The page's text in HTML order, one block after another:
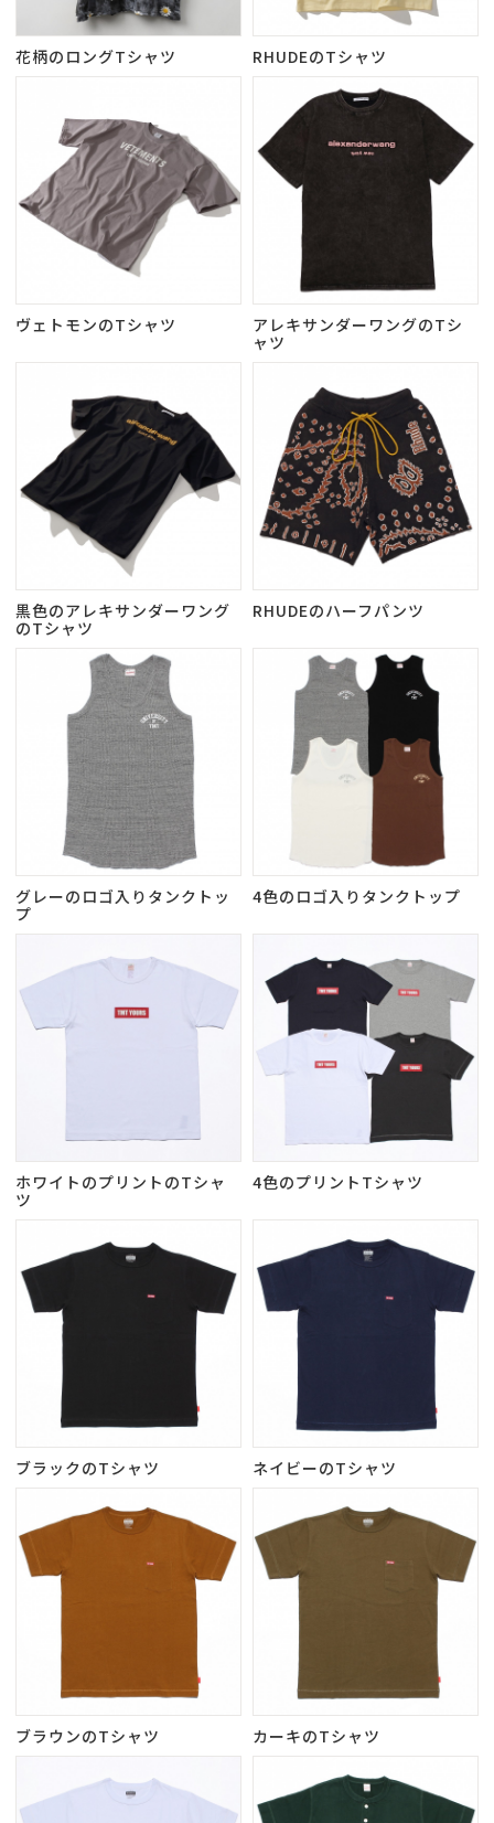
花柄のロングTシャツ RHUDEのTシャツ
ヴェトモンのTシャツ
アレキサンダーワングのTシ
ャツ
黒色のアレキサンダーワング
のTシャツ
RHUDEのハーフパンツ
グレーのロゴ入りタンクトッ
プ
4色のロゴ入りタンクトップ
ホワイトのプリントのTシャ
ツ
4色のプリントTシャツ
ブラックのTシャツ ネイビーのTシャツ
ブラウンのTシャツ カーキのTシャツ